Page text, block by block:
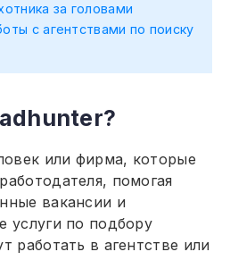
за головами
с агентствами по поиску
или фирма, которые
помогая
вакансии и
услуги по подбору
работать в агентстве или